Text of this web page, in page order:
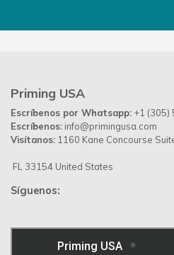
Priming USA
Escríbenos por Whatsapp: +1 (305)
Escríbenos: info@primingusa.com
Visítanos: 1160 Kane Concourse
FL 33154 United States
Síguenos: